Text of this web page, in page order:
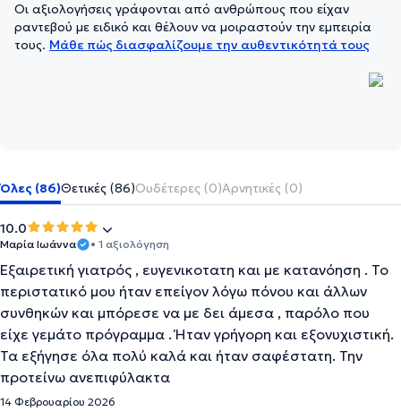
Οι αξιολογήσεις γράφονται από ανθρώπους που είχαν
ραντεβού με ειδικό και θέλουν να μοιραστούν την εμπειρία
τους. Μάθε πώς διασφαλίζουμε την αυθεντικότητά τους
Όλες (86)Θετικές (86)Ουδέτερες (0)Αρνητικές (0)
10.0
Μαρία Ιωάννα • 1 αξιολόγηση
Εξαιρετική γιατρός , ευγενικοτατη και με κατανόηση . Το
περιστατικό μου ήταν επείγον λόγω πόνου και άλλων
συνθηκών και μπόρεσε να με δει άμεσα , παρόλο που
είχε γεμάτο πρόγραμμα . Ήταν γρήγορη και εξονυχιστική.
Τα εξήγησε όλα πολύ καλά και ήταν σαφέστατη. Την
προτείνω ανεπιφύλακτα
14 Φεβρουαρίου 2026